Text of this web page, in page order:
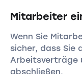
Mitarbeiter
Wenn Sie
sicher, dass Sie
Arbeitsverträge
abschließen.